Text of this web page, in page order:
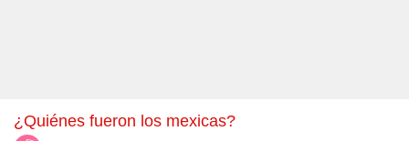
¿Quiénes fueron los mexicas?